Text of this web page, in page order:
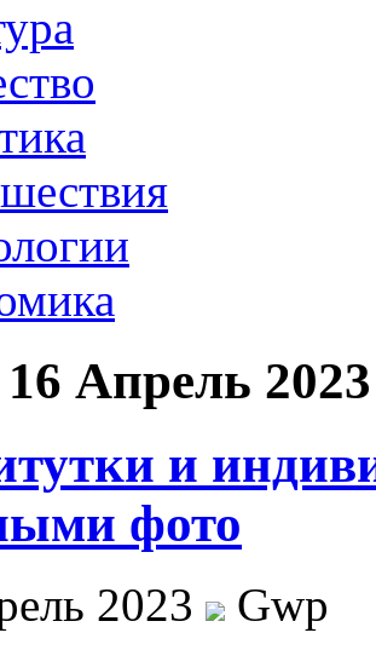
Апрель 2023
и
фото
2023
Gwp